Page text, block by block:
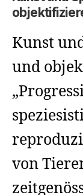
Kunst
und
von